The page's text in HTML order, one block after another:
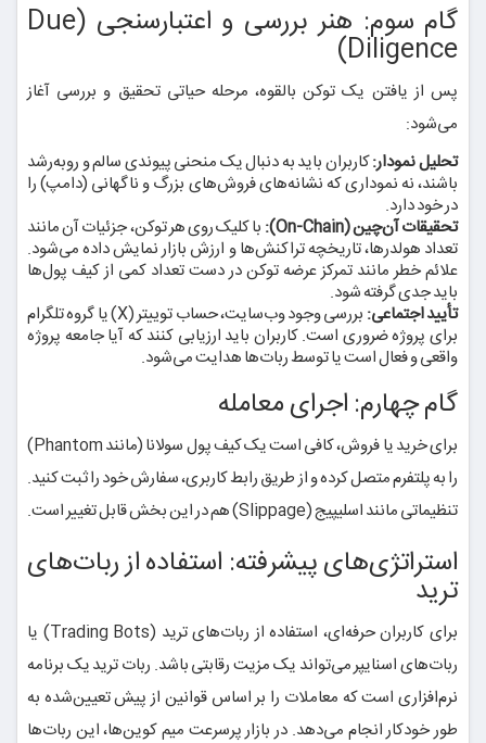
گام سوم: هنر بررسی و اعتبارسنجی (Due
Diligence)
پس از یافتن یک توکن بالقوه، مرحله حیاتی تحقیق و بررسی آغاز
می‌شود:
تحلیل نمودار:کاربران باید به دنبال یک منحنی پیوندی سالم و روبه‌رشد
باشند، نه نموداری که نشانه‌های فروش‌های بزرگ و ناگهانی (دامپ) را
در خود دارد.
تحقیقات آن‌چین (On-Chain):
با کلیک روی هر توکن، جزئیات آن مانند
تعداد هولدرها، تاریخچه تراکنش‌ها و ارزش بازار نمایش داده می‌شود.
علائم خطر مانند تمرکز عرضه توکن در دست تعداد کمی از کیف پول‌ها
باید جدی گرفته شود.
تأیید اجتماعی:
بررسی وجود وب‌سایت، حساب توییتر (X) یا گروه تلگرام
برای پروژه ضروری است. کاربران باید ارزیابی کنند که آیا جامعه پروژه
واقعی و فعال است یا توسط ربات‌ها هدایت می‌شود.
گام چهارم: اجرای معامله
برای خرید یا فروش، کافی است یک کیف پول سولانا (مانند Phantom)
را به پلتفرم متصل کرده و از طریق رابط کاربری، سفارش خود را ثبت کنید.
تنظیماتی مانند اسلیپیج (Slippage) هم در این بخش قابل تغییر است.
استراتژی‌های پیشرفته: استفاده از ربات‌های
ترید
برای کاربران حرفه‌ای، استفاده از ربات‌های ترید (Trading Bots) یا
ربات‌های اسنایپر می‌تواند یک مزیت رقابتی باشد. ربات ترید یک برنامه
نرم‌افزاری است که معاملات را بر اساس قوانین از پیش تعیین‌شده به
طور خودکار انجام می‌دهد. در بازار پرسرعت میم کوین‌ها، این ربات‌ها